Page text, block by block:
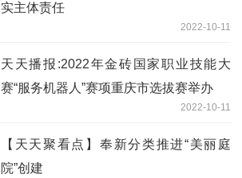
实主体责任
2022-10-11
天天播报:2022年金砖国家职业技能大
赛“服务机器人”赛项重庆市选拔赛举办
2022-10-11
【天天聚看点】奉新分类推进“美丽庭
院”创建